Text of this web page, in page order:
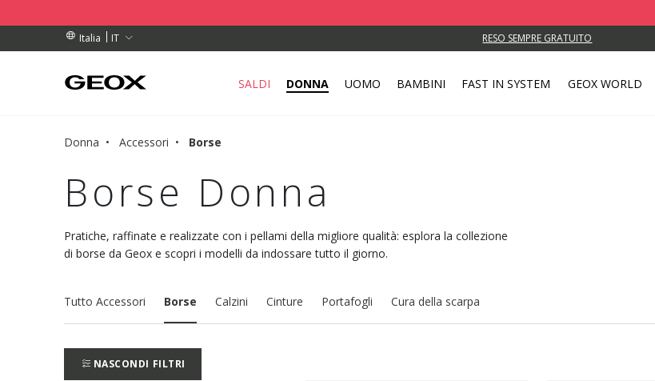
Italia
IT
SUPERIORI A 99,00 € RESO SEMPRE GRATUITO
RITIRO VICINO A TE.
SUPERIORI A 99,00 €
SALDI DONNA UOMO BAMBINI FAST IN SYSTEM GEOX WORLD
Donna Accessori Borse
Borse Donna
Pratiche, raffinate e realizzate con i pellami della migliore qualità: esplora la collezione
di borse da Geox e scopri i modelli da indossare tutto il giorno.
Tutto Accessori Borse Calzini Cinture Portafogli Cura della scarpa
NASCONDI FILTRI